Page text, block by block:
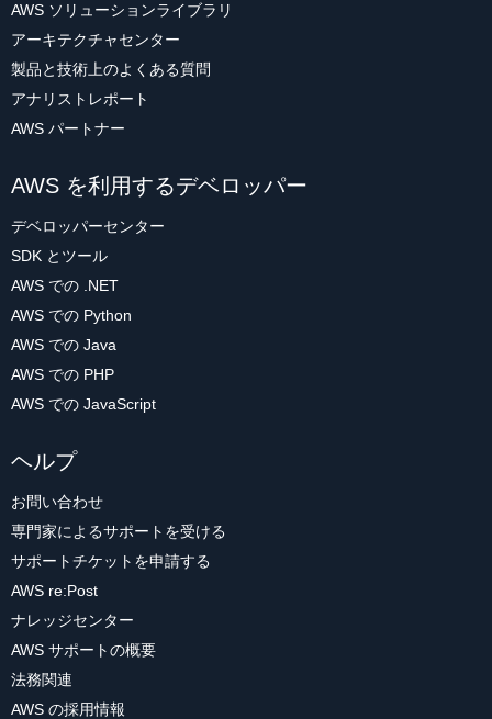
AWS ソリューションライブラリ
アーキテクチャセンター
製品と技術上のよくある質問
アナリストレポート
AWS パートナー
AWS を利用するデベロッパー
デベロッパーセンター
SDK とツール
AWS での .NET
AWS での Python
AWS での Java
AWS での PHP
AWS での JavaScript
ヘルプ
お問い合わせ
専門家によるサポートを受ける
サポートチケットを申請する
AWS re:Post
ナレッジセンター
AWS サポートの概要
法務関連
AWS の採用情報